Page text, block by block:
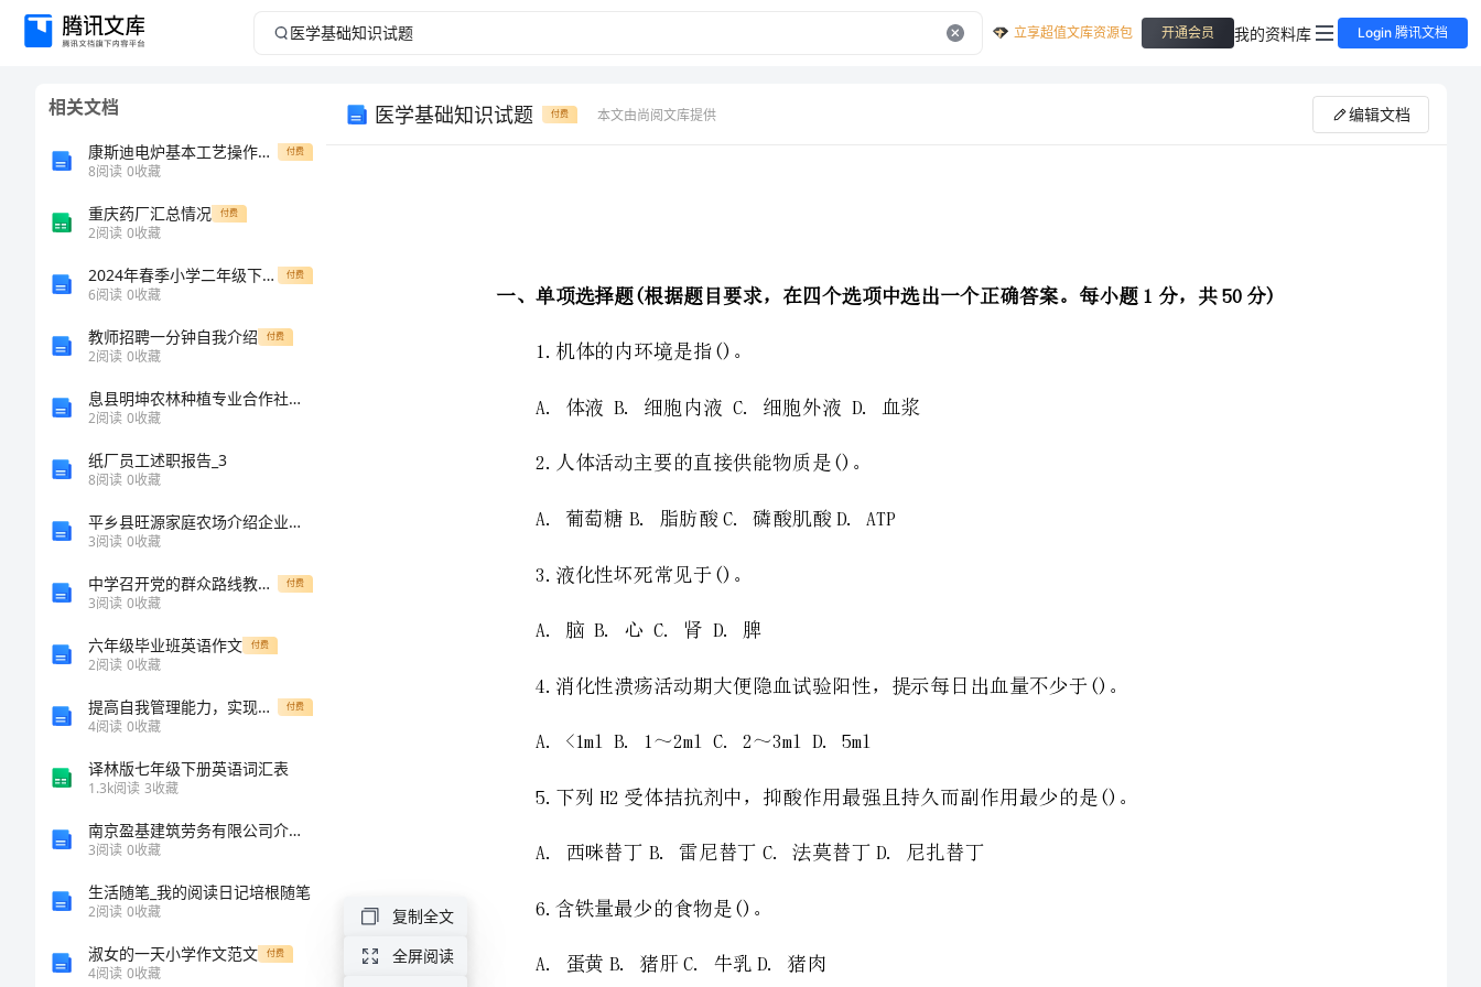
医
一、
求，
立享超值文库资源包 开通会员 我的资料库 Login 腾讯文档
相关文档
康斯迪电炉基本工艺操作规程 付费
8阅读 0收藏
重庆药厂汇总情况 付费
2阅读 0收藏
2024年春季小学二年级下册语文教学工作总结 付费
6阅读 0收藏
教师招聘一分钟自我介绍 付费
2阅读 0收藏
息县明坤农林种植专业合作社介绍企业发展分析报告
2阅读 0收藏
纸厂员工述职报告_3
8阅读 0收藏
平乡县旺源家庭农场介绍企业发展分析报告
3阅读 0收藏
中学召开党的群众路线教育实践活动动员大会 付费
3阅读 0收藏
六年级毕业班英语作文 付费
2阅读 0收藏
提高自我管理能力，实现药剂科工作卓越表现 付费
4阅读 0收藏
译林版七年级下册英语词汇表
1.3k阅读 3收藏
南京盈基建筑劳务有限公司介绍企业发展分析报告
3阅读 0收藏
生活随笔_我的阅读日记培根随笔
2阅读 0收藏
淑女的一天小学作文范文 付费
4阅读 0收藏
医学基础知识试题 付费 本文由尚阅文库提供 编辑文档
洛尔+泼尼松D.丙硫氧嘧啶+普萘洛尔+甲巯咪唑
8.RNA和DNA彻底水解后的产物()。
碱基不同，核糖不同
2.人体活动主要的直接供能物质是()。
A.葡萄糖B.脂肪酸C.磷酸肌酸D.ATP
A.<1mlB.1～2mlC.2～3mlD.5ml
7.甲亢危象的治疗，下列哪组最理想?()
复制全文
全屏阅读